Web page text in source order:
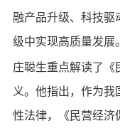
融产品升级、科技驱
级中实现高质量发展。
庄聪生重点解读了《
义。他指出，作为我
性法律，《民营经济